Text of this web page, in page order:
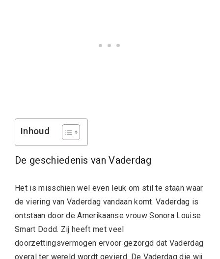
Inhoud
De geschiedenis van Vaderdag
Het is misschien wel even leuk om stil te staan waar
de viering van Vaderdag vandaan komt. Vaderdag is
ontstaan door de Amerikaanse vrouw Sonora Louise
Smart Dodd. Zij heeft met veel
doorzettingsvermogen ervoor gezorgd dat Vaderdag
overal ter wereld wordt gevierd. De Vaderdag die wij